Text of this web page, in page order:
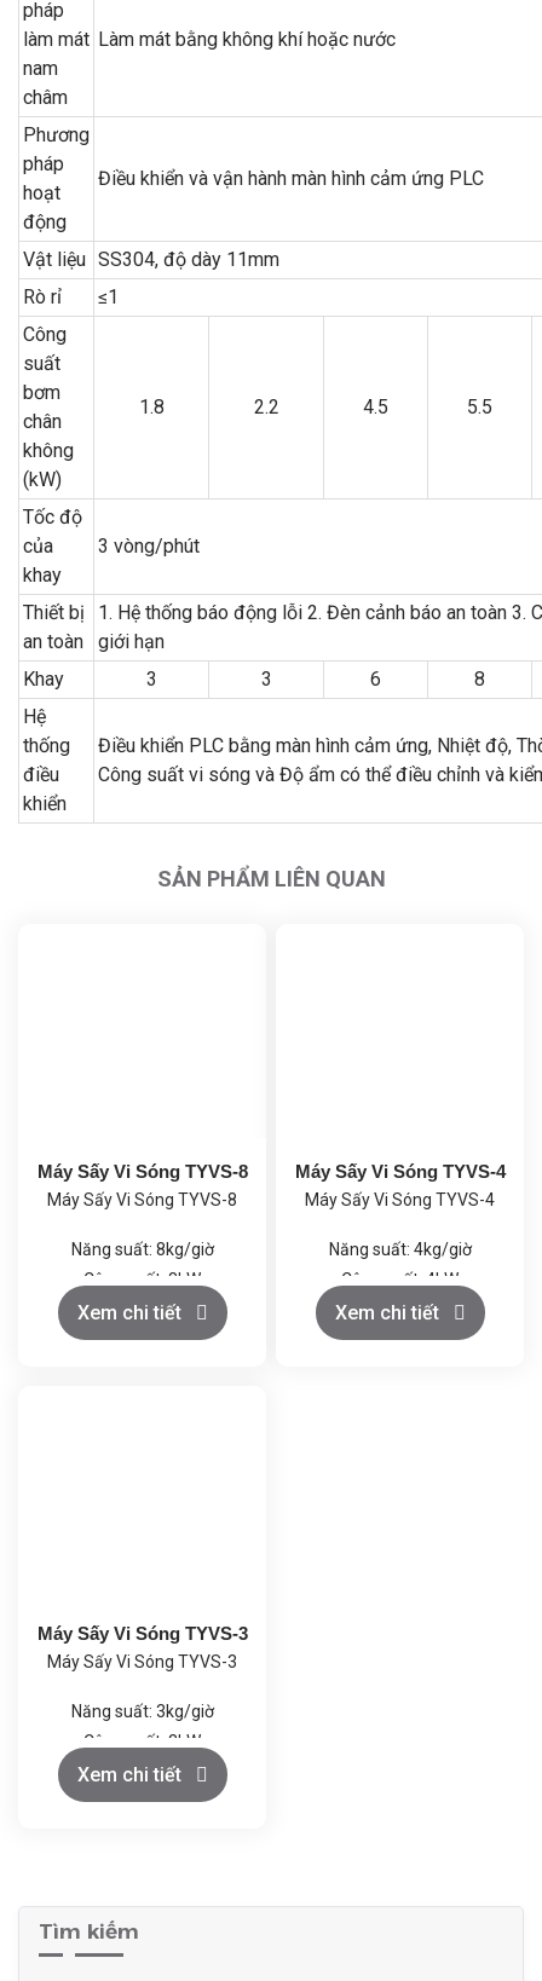
pháp
làm mát
nam
châm
Làm mát bằng không khí hoặc nước
Phương
pháp
hoạt
động
Điều khiển và vận hành màn hình cảm ứng PLC
Vật liệu SS304, độ dày 11mm
Rò rỉ
≤1
Công
suất
bơm
chân
không
(kW)
1.8 2.2 4.5 5.5
Tốc độ
của
khay
3 vòng/phút
Thiết bị
an toàn
1. Hệ thống báo động lỗi 2. Đèn cảnh báo an toàn 3.
giới hạn
Khay
3 3 6
8
Hệ
thống
điều
khiển
Điều khiển PLC bằng màn hình cảm ứng, Nhiệt độ,
Công suất vi sóng và Độ ẩm có thể điều chỉnh và
SẢN PHẨM LIÊN QUAN
Máy Sấy Vi Sóng TYVS-8
Máy Sấy Vi Sóng TYVS-8
Năng suất: 8kg/giờ
Công suất: 8kW
Điện áp: 380V/50Hz
Kích thước (mm):
Xem chi tiết
Máy Sấy Vi Sóng TYVS-4
Máy Sấy Vi Sóng TYVS-4
Năng suất: 4kg/giờ
Công suất: 4kW
Điện áp: 380V/50Hz
Kích thước (mm):
Xem chi tiết
Máy Sấy Vi Sóng TYVS-3
Máy Sấy Vi Sóng TYVS-3
Năng suất: 3kg/giờ
Công suất: 3kW
Điện áp: 380V/50Hz
Kích thước (mm):
Xem chi tiết
Tìm kiếm